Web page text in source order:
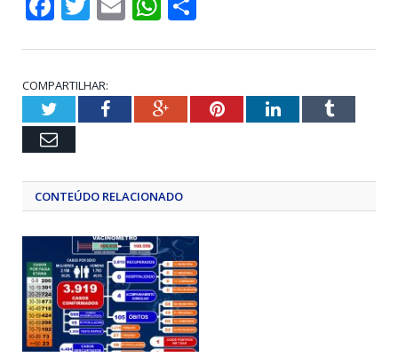
COMPARTILHAR:
TwitterFacebookGoogle+PinterestLinkedInTumblr
Email
CONTEÚDO RELACIONADO